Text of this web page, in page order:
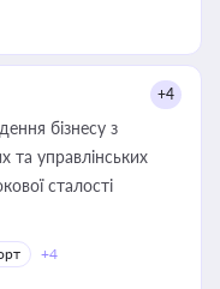
+4
бізнесу з
та управлінських
сталості
+4